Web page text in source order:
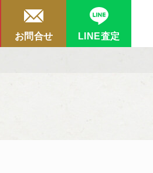
お問合せ LINE査定